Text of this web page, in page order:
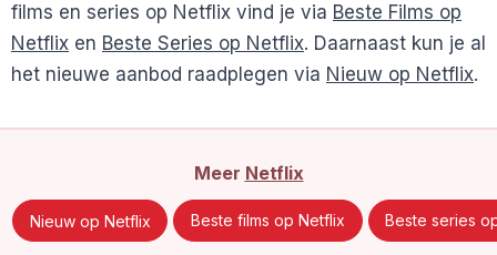
films en series op Netflix vind je via Beste Films op
Netflix en Beste Series op Netflix. Daarnaast kun je al
het nieuwe aanbod raadplegen via Nieuw op Netflix.
Meer Netflix
Nieuw op Netflix Beste films op Netflix Beste series